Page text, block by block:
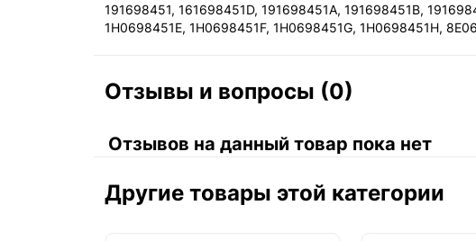
191698451, 161698451D, 191698451A, 191698451B,
1H0698451E, 1H0698451F, 1H0698451G, 1H0698451H,
Отзывы и вопросы (0)
Отзывов на данный товар пока нет
Другие товары этой категории